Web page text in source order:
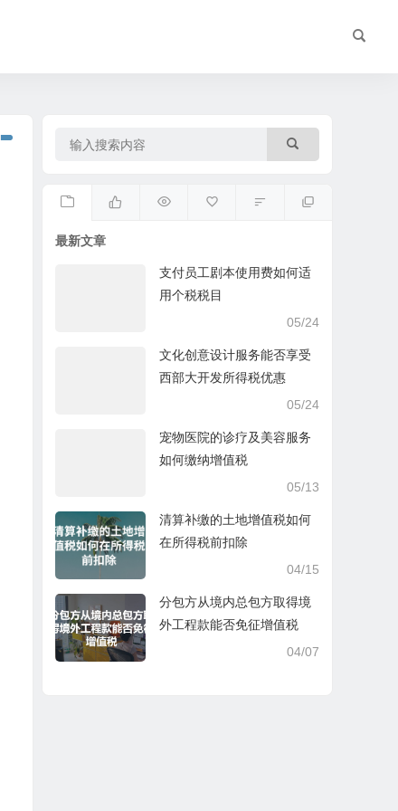
最新文章
支付员工剧本使用费如何适
用个税税目
05/24
文化创意设计服务能否享受
西部大开发所得税优惠
05/24
宠物医院的诊疗及美容服务
如何缴纳增值税
05/13
清算补缴的土地增值税如何
在所得税前扣除
04/15
分包方从境内总包方取得境
外工程款能否免征增值税
04/07